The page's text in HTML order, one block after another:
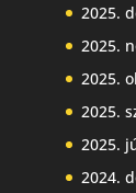
2025.
2025.
2025.
2025.
2025.
2024.